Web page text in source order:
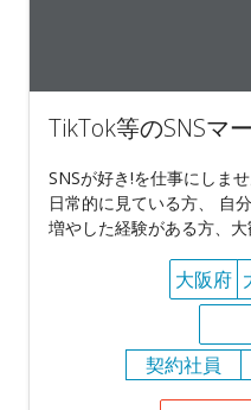
TikTok等のSNSマ
SNSが好き!を仕事にしま
日常的に見ている方、 自
増やした経験がある方、
大阪府
契約社員